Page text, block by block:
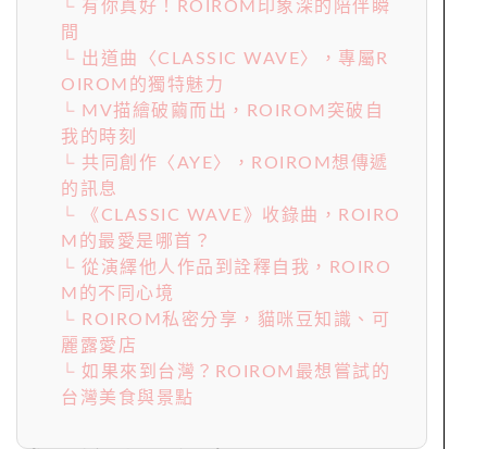
└ 有你真好！ROIROM印象深的陪伴瞬
間
└ 出道曲〈CLASSIC WAVE〉，專屬R
OIROM的獨特魅力
└ MV描繪破繭而出，ROIROM突破自
我的時刻
└ 共同創作〈AYE〉，ROIROM想傳遞
的訊息
└ 《CLASSIC WAVE》收錄曲，ROIRO
M的最愛是哪首？
└ 從演繹他人作品到詮釋自我，ROIRO
M的不同心境
└ ROIROM私密分享，貓咪豆知識、可
麗露愛店
└ 如果來到台灣？ROIROM最想嘗試的
台灣美食與景點